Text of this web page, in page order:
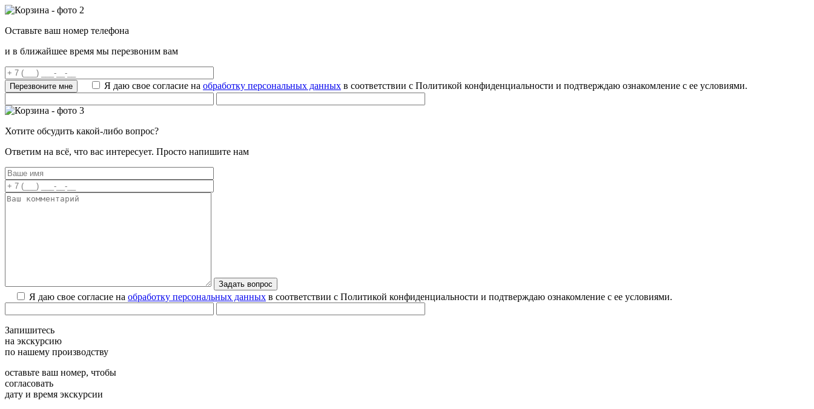
Оставьте ваш номер телефона
и в ближайшее время мы перезвоним вам
Я даю свое согласие на обработку персональных данных в соответствии с Политикой конфиденциальности и подтверждаю ознакомление с ее условиями.
Хотите обсудить какой-либо вопрос?
Ответим на всё, что вас интересует. Просто напишите нам
Я даю свое согласие на обработку персональных данных в соответствии с Политикой конфиденциальности и подтверждаю ознакомление с ее условиями.
Запишитесь
на экскурсию
по нашему производству
оставьте ваш номер, чтобы
согласовать
дату и время экскурсии